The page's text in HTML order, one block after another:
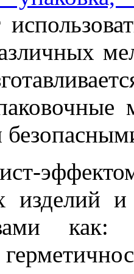
изделий
как: